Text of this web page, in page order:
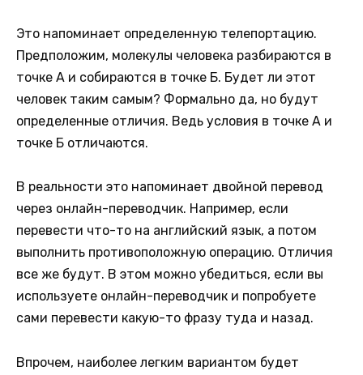
Это напоминает определенную телепортацию.
Предположим, молекулы человека разбираются в
точке А и собираются в точке Б. Будет ли этот
человек таким самым? Формально да, но будут
определенные отличия. Ведь условия в точке А и
точке Б отличаются.
В реальности это напоминает двойной перевод
через онлайн-переводчик. Например, если
перевести что-то на английский язык, а потом
выполнить противоположную операцию. Отличия
все же будут. В этом можно убедиться, если вы
используете онлайн-переводчик и попробуете
сами перевести какую-то фразу туда и назад.
Впрочем, наиболее легким вариантом будет